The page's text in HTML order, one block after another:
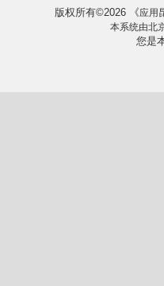
版权所有©2026 《应用
本系统由北
您是